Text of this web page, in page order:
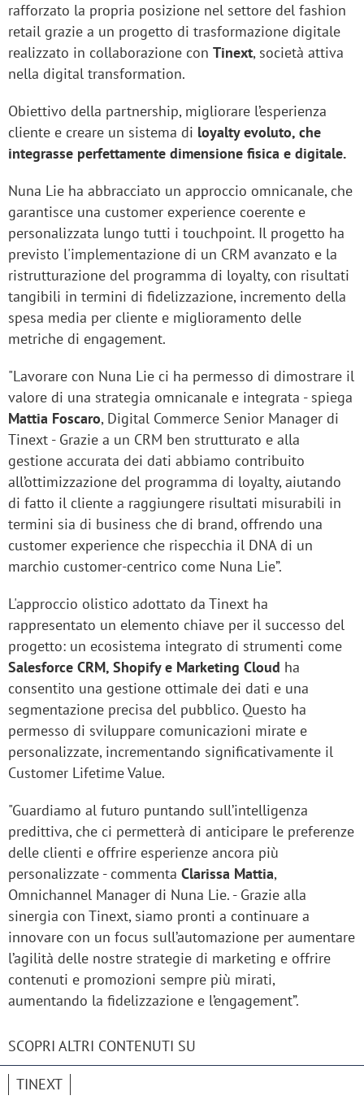
rafforzato la propria posizione nel settore del fashion
retail grazie a un progetto di trasformazione digitale
realizzato in collaborazione con Tinext, società attiva
nella digital transformation.
Obiettivo della partnership, migliorare l’esperienza
cliente e creare un sistema di loyalty evoluto, che
integrasse perfettamente dimensione fisica e digitale.
Nuna Lie ha abbracciato un approccio omnicanale, che
garantisce una customer experience coerente e
personalizzata lungo tutti i touchpoint. Il progetto ha
previsto l'implementazione di un CRM avanzato e la
ristrutturazione del programma di loyalty, con risultati
tangibili in termini di fidelizzazione, incremento della
spesa media per cliente e miglioramento delle
metriche di engagement.
"Lavorare con Nuna Lie ci ha permesso di dimostrare il
valore di una strategia omnicanale e integrata - spiega
Mattia Foscaro, Digital Commerce Senior Manager di
Tinext - Grazie a un CRM ben strutturato e alla
gestione accurata dei dati abbiamo contribuito
all’ottimizzazione del programma di loyalty, aiutando
di fatto il cliente a raggiungere risultati misurabili in
termini sia di business che di brand, offrendo una
customer experience che rispecchia il DNA di un
marchio customer-centrico come Nuna Lie”.
L'approccio olistico adottato da Tinext ha
rappresentato un elemento chiave per il successo del
progetto: un ecosistema integrato di strumenti come
Salesforce CRM, Shopify e Marketing Cloud ha
consentito una gestione ottimale dei dati e una
segmentazione precisa del pubblico. Questo ha
permesso di sviluppare comunicazioni mirate e
personalizzate, incrementando significativamente il
Customer Lifetime Value.
"Guardiamo al futuro puntando sull’intelligenza
predittiva, che ci permetterà di anticipare le preferenze
delle clienti e offrire esperienze ancora più
personalizzate - commenta Clarissa Mattia,
Omnichannel Manager di Nuna Lie. - Grazie alla
sinergia con Tinext, siamo pronti a continuare a
innovare con un focus sull’automazione per aumentare
l’agilità delle nostre strategie di marketing e offrire
contenuti e promozioni sempre più mirati,
aumentando la fidelizzazione e l’engagement”.
SCOPRI ALTRI CONTENUTI SU
TINEXT